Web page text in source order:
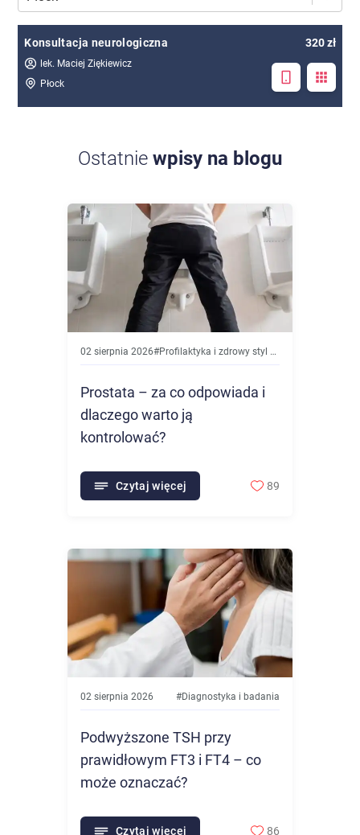
Konsultacja neurologiczna 320 zł
lek. Maciej Ziękiewicz
Płock
Ostatnie wpisy na blogu
02 sierpnia 2026#Profilaktyka i zdrowy styl życia
Prostata – za co odpowiada i
dlaczego warto ją
kontrolować?
Czytaj więcej 89
02 sierpnia 2026 #Diagnostyka i badania
Podwyższone TSH przy
prawidłowym FT3 i FT4 – co
może oznaczać?
Czytaj więcej 86